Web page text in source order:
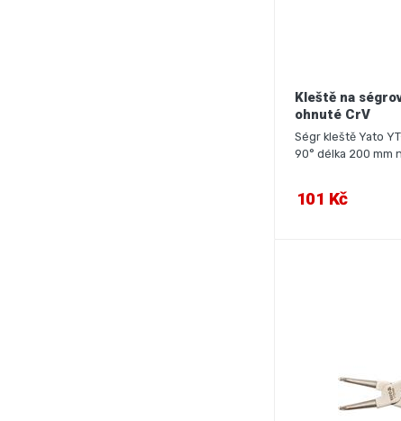
Kleště na
ohnuté CrV
Ségr kleště Yato
90° délka 200 mm
101 Kč